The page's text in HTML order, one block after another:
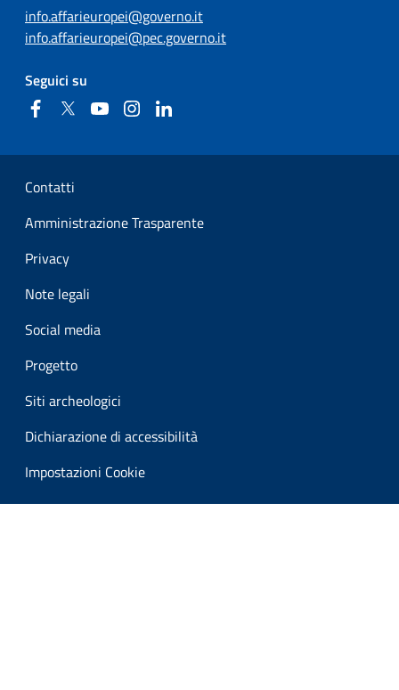
info.affarieuropei@governo.it
info.affarieuropei@pec.governo.it
Seguici su
FacebookTwitter YouTubeInstagram
Sezione Link Utili
Contatti
Amministrazione Trasparente
Privacy
Note legali
Social media
Progetto
Siti archeologici
Dichiarazione di accessibilità
Impostazioni Cookie